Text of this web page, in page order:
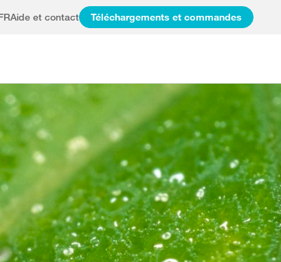
Aide et contact Téléchargements et commandes